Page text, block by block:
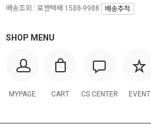
SHOP MENU
MYPAGE CART CS CENTER EVENT
배송조회 : 로젠택배 1588-9988
배송추적